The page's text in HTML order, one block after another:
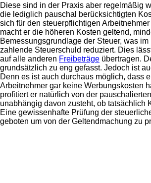
Diese sind in der Praxis aber regelmäßig
die lediglich pauschal berücksichtigten
sich für den steuerpflichtigen
macht er die höheren Kosten geltend,
Bemessungsgrundlage der Steuer, was
zahlende Steuerschuld reduziert. Dies
auf alle anderen Freibeträge übertragen.
grundsätzlich zu eng gefasst. Jedoch ist
Denn es ist auch durchaus möglich, dass
Arbeitnehmer gar keine Werbungskosten
profitiert er natürlich von der
unabhängig davon zusteht, ob tatsächlich
Eine gewissenhafte Prüfung der
geboten um von der Geltendmachung zu